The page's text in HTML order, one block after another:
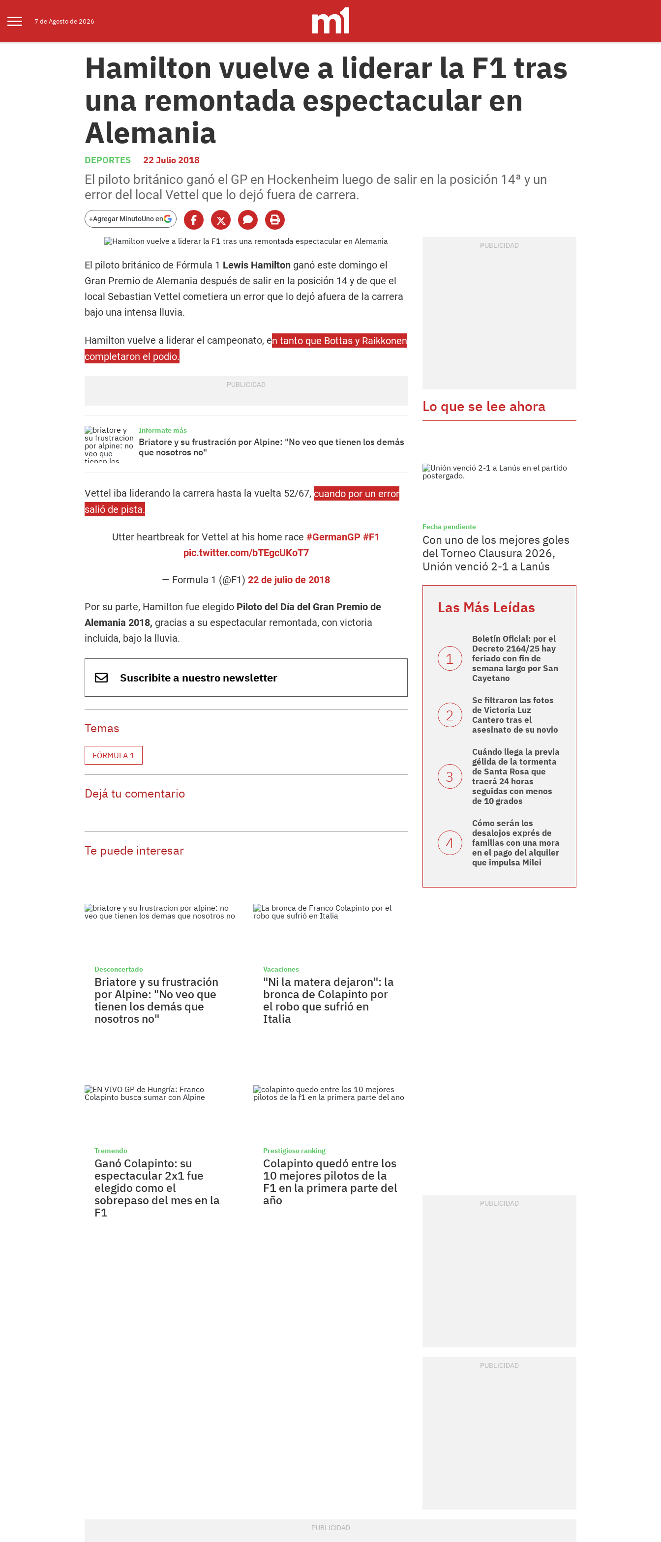
7 deAgostode 2026
Hamilton vuelve a liderar la F1 tras
una remontada espectacular en
Alemania
DEPORTES 22 Julio 2018
El piloto británico ganó el GP en Hockenheim luego de salir en la posición 14ª y un
error del local Vettel que lo dejó fuera de carrera.
+Agregar MinutoUno en
El piloto británico de Fórmula 1 Lewis Hamilton ganó este domingo el
Gran Premio de Alemania después de salir en la posición 14 y de que el
local Sebastian Vettel cometiera un error que lo dejó afuera de la carrera
bajo una intensa lluvia.
Hamilton vuelve a liderar el campeonato, en tanto que Bottas y Raikkonen
completaron el podio.
Informate más
Briatore y su frustración por Alpine: "No veo que tienen los demás
que nosotros no"
Vettel iba liderando la carrera hasta la vuelta 52/67, cuando por un error
salió de pista.
Utter heartbreak for Vettel at his home race#GermanGP #F1
pic.twitter.com/bTEgcUKoT7
— Formula 1 (@F1)22 de julio de 2018
Por su parte, Hamilton fue elegido Piloto del Día del Gran Premio de
Alemania 2018, gracias a su espectacular remontada, con victoria
incluida, bajo la lluvia.
Suscribite a nuestro newsletter
Temas
FÓRMULA 1
Dejá tu comentario
Te puede interesar
Desconcertado
Briatore y su frustración
por Alpine: "No veo que
tienen los demás que
nosotros no"
Vacaciones
"Ni la matera dejaron": la
bronca de Colapinto por
el robo que sufrió en
Italia
Tremendo
Ganó Colapinto: su
espectacular 2x1 fue
elegido como el
sobrepaso del mes en la
F1
Prestigioso ranking
Colapinto quedó entre los
10 mejores pilotos de la
F1 en la primera parte del
año
Lo que se lee ahora
Fecha pendiente
Con uno de los mejores goles
del Torneo Clausura 2026,
Unión venció 2-1 a Lanús
Las Más Leídas
Boletín Oficial: por el
Decreto 2164/25 hay
feriado con fin de
semana largo por San
Cayetano
Se filtraron las fotos
de Victoria Luz
Cantero tras el
asesinato de su novio
Cuándo llega la previa
gélida de la tormenta
de Santa Rosa que
traerá 24 horas
seguidas con menos
de 10 grados
Cómo serán los
desalojos exprés de
familias con una mora
en el pago del alquiler
que impulsa Milei